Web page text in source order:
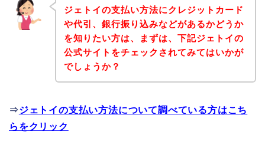
ジェトイの支払い方法にクレジットカード
や代引、銀行振り込みなどがあるかどうか
を知りたい方は、まずは、下記ジェトイの
公式サイトをチェックされてみてはいかが
でしょうか？
⇒ジェトイの支払い方法について調べている方はこち
らをクリック